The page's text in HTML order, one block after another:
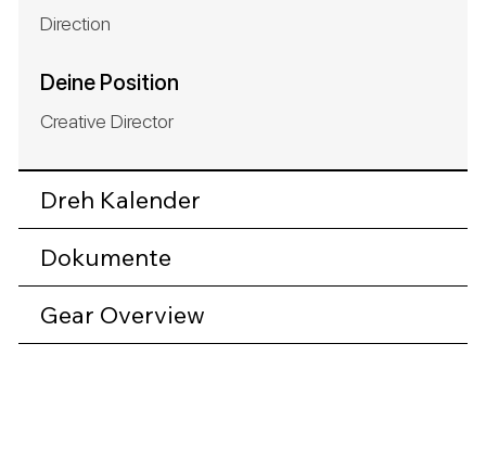
A F2X Films Project. Produktion in Hamburg, Germany. Directed by Jey Omaraya - Excutive Producer: Masood Khan
Deine Position
Dreh Kalender
Dokumente
Gear Overview